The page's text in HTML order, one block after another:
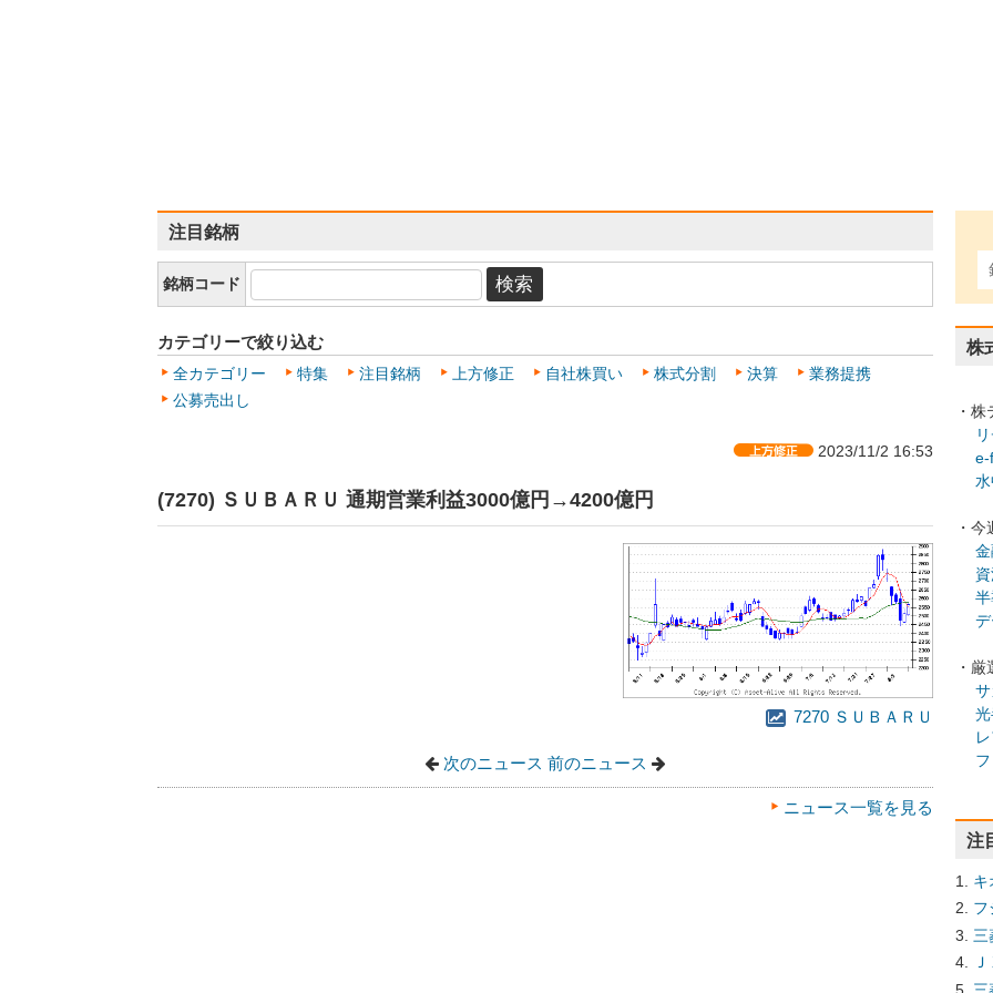
注目銘柄
銘柄コード
カテゴリーで絞り込む
全カテゴリー 特集 注目銘柄 上方修正 自社株買い 株式分割 決算
業務提携
公募売出し
2023/11/2 16:53
(7270) ＳＵＢＡＲＵ 通期営業利益3000億円→4200億円
7270 ＳＵＢＡＲＵ
次のニュース 前のニュース
ニュース一覧を見る
株
・
e-
・
・
注
キ
フ
三
三